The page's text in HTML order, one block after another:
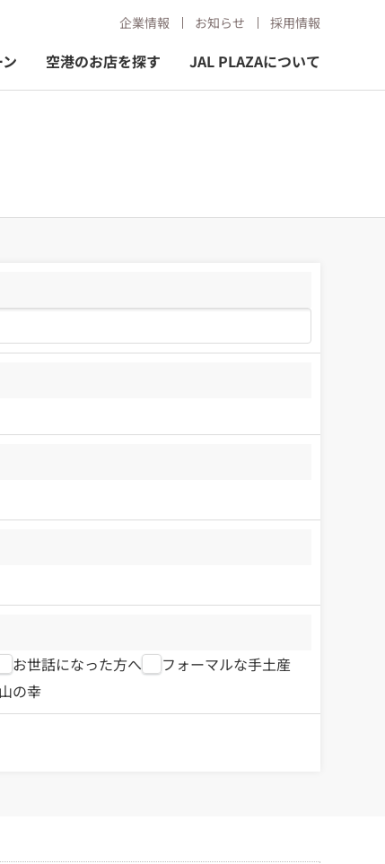
空港のお店を探す JAL PLAZAについて
企業情報 お知らせ 採用情報
お世話になった方へ
フォーマルな手土産
の幸